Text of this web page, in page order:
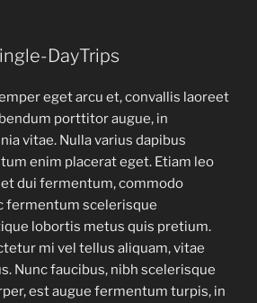
DayTrips
eget arcu et, convallis laoreet
porttitor augue, in
vitae. Nulla varius dapibus
enim placerat eget. Etiam leo
dui fermentum, commodo
fermentum scelerisque
lobortis metus quis pretium.
mi vel tellus aliquam, vitae
Nunc faucibus, nibh scelerisque
est augue fermentum turpis, in